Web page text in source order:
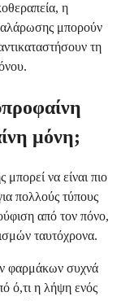
η
μπορούν
τη
μόνη;
να είναι πιο
πολλούς τύπους
από τον πόνο,
ταυτόχρονα.
φαρμάκων συχνά
ό,τι η λήψη ενός